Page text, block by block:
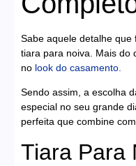
Sabe aquele detalhe
tiara para noiva. Mais do
no look do casamento.
Sendo assim, a escolha
especial no seu grande
perfeita que combine
Tiara Para